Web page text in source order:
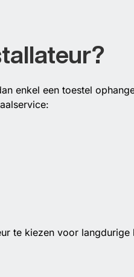
enkel een toestel
te kiezen voor